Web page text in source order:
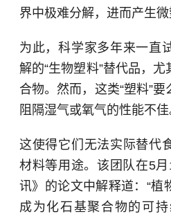
界中极难分解，进而产生微
为此，科学家多年来一直
解的“生物塑料”替代品，
合物。然而，这类“塑料”
阻隔湿气或氧气的性能不佳
这使得它们无法实际替代
材料等用途。该团队在5
讯》的论文中解释道：“植
成为化石基聚合物的可